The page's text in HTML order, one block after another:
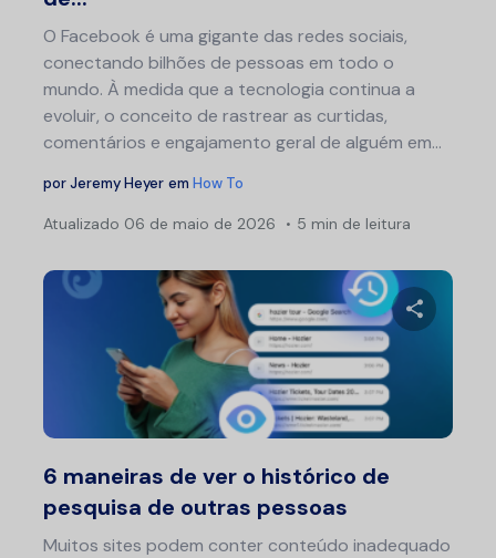
O Facebook é uma gigante das redes sociais,
conectando bilhões de pessoas em todo o
mundo. À medida que a tecnologia continua a
evoluir, o conceito de rastrear as curtidas,
comentários e engajamento geral de alguém em...
porJeremy Heyer em How To
Atualizado 06 de maio de 2026 5 min de leitura
6 maneiras de ver o histórico de
pesquisa de outras pessoas
Muitos sites podem conter conteúdo inadequado